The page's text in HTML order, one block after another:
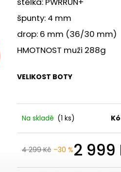
špunty: 4 mm
drop: 6 mm (36/30 mm)
HMOTNOST muži 288g
VELIKOST BOTY
Na skladě (1 ks)
4 299 Kč –30 %2 999
BOTY CRAFT
7 990 Kč